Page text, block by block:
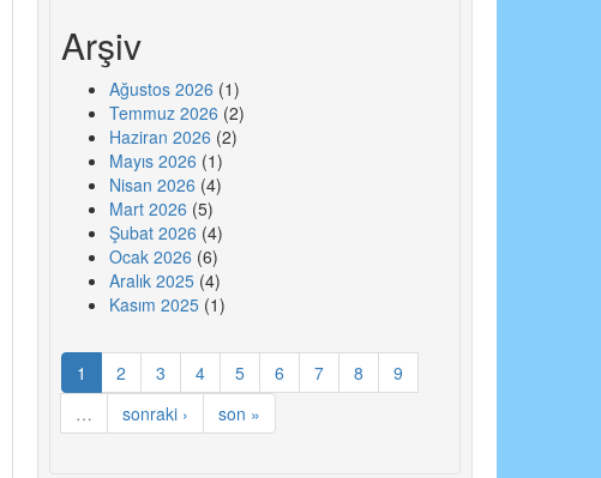
Arşiv
Ağustos 2026 (1)
Temmuz 2026 (2)
Haziran 2026 (2)
Mayıs 2026 (1)
Nisan 2026 (4)
Mart 2026 (5)
Şubat 2026 (4)
Ocak 2026 (6)
Aralık 2025(4)
Kasım 2025(1)
1 2 3 4 5 6 7 8
9
…
sonraki › son »